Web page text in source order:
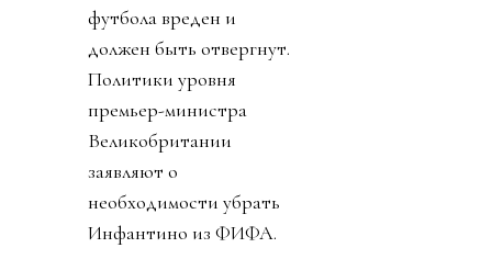
футбола вреден и
должен быть отвергнут.
Политики уровня
премьер-министра
Великобритании
заявляют о
необходимости убрать
Инфантино из ФИФА.